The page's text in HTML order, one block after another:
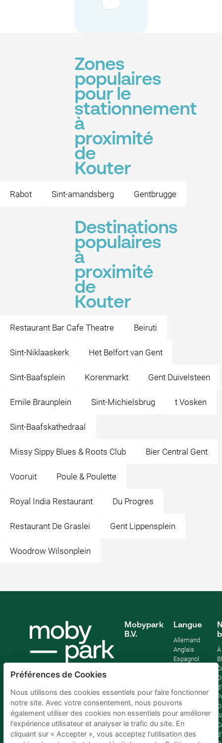
Zones
populaires
pour le
stationnement
à
proximité
de
Kouter
Rabot Sint-amandsberg Gentbrugge
Destinations
populaires
à
proximité
de
Kouter
Restaurant Bar Cafe Theatre Beiruti
Sint-Niklaaskerk Het Belfort van Gent
Sint-Baafsplein Korenmarkt Gent Duivelsteen
Emile Braunplein Sint-Michielsbrug t Vosken
Sint-Baafskathedraal
Missy Sippy Blues & Roots Club Bier Central Gent
Vooruit Poule & Poulette
Royal India Restaurant Du Progres
Restaurant De Graslei Gent Lippensplein
Woodrow Wilsonplein
Mobypark
B.V.
Langue
Allemand
Anglais
Espagnol
Préférences de Cookies
Nous utilisons des cookies essentiels pour faire fonctionner
notre site. Avec votre consentement, nous pouvons
également utiliser des cookies non essentiels pour améliorer
l'expérience utilisateur et analyser le trafic du site. En
cliquant sur « Accepter », vous acceptez l'utilisation des